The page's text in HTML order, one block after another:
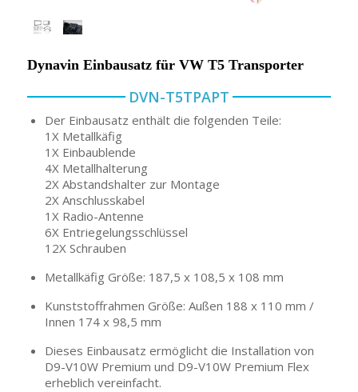
Dynavin Einbausatz für VW T5 Transporter
DVN-T5TPAPT
Der Einbausatz enthält die folgenden Teile:
1X Metallkäfig
1X Einbaublende
4X Metallhalterung
2X Abstandshalter zur Montage
2X Anschlusskabel
1X Radio-Antenne
6X Entriegelungsschlüssel
12X Schrauben
Metallkäfig Größe: 187,5 x 108,5 x 108 mm
Kunststoffrahmen Größe: Außen 188 x 110 mm /
Innen 174 x 98,5 mm
Dieses Einbausatz ermöglicht die Installation von
D9-V10W Premium und D9-V10W Premium Flex
erheblich vereinfacht.